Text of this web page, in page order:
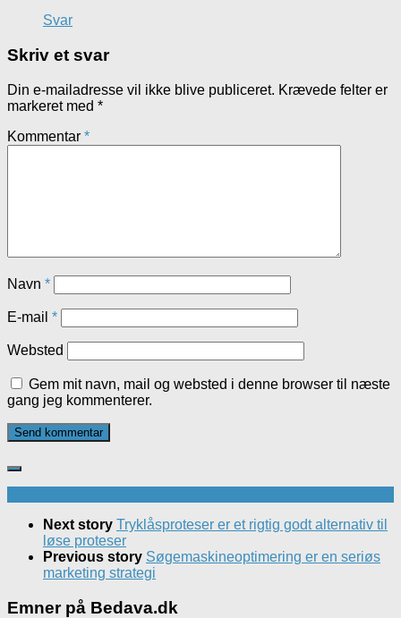
Svar
Skriv et svar
Din e-mailadresse vil ikke blive publiceret. Krævede felter er
markeret med *
Kommentar *
Navn *
E-mail *
Websted
Gem mit navn, mail og websted i denne browser til næste
gang jeg kommenterer.
Next story Tryklåsproteser er et rigtig godt alternativ til
løse proteser
Previous story Søgemaskineoptimering er en seriøs
marketing strategi
Emner på Bedava.dk